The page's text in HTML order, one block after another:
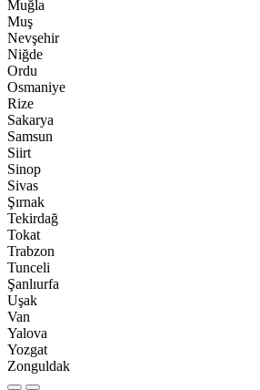
Muğla
Muş
Nevşehir
Niğde
Ordu
Osmaniye
Rize
Sakarya
Samsun
Siirt
Sinop
Sivas
Şırnak
Tekirdağ
Tokat
Trabzon
Tunceli
Şanlıurfa
Uşak
Van
Yalova
Yozgat
Zonguldak